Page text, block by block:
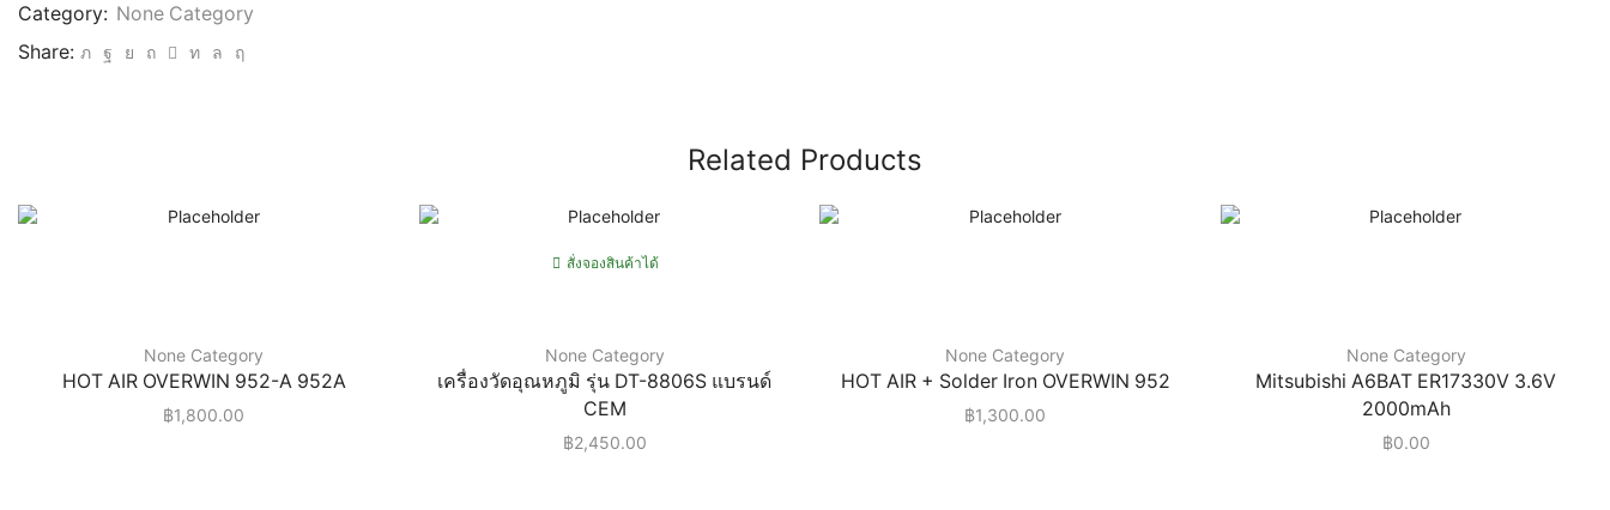
Category: None Category
Share:
Related Products
None Category
HOT AIR OVERWIN 952-A 952A
฿1,800.00
สั่งจองสินค้าได้
None Category
เครื่องวัดอุณหภูมิ รุ่น DT-8806S แบรนด์
CEM
฿2,450.00
None Category
HOT AIR + Solder Iron OVERWIN 952
฿1,300.00
None Category
Mitsubishi A6BAT ER17330V 3.6V
2000mAh
฿0.00